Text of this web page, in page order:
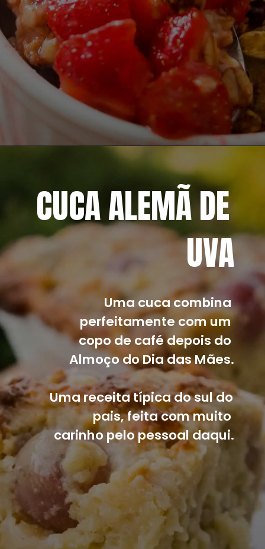
CUCA ALEMÃ DE
UVA
Uma cuca combina
perfeitamente com um
copo de café depois do
Almoço do Dia das Mães.
Uma receita típica do sul do
pais, feita com muito
carinho pelo pessoal daqui.